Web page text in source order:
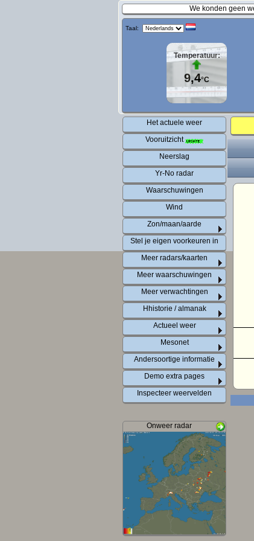
We konden geen
Taal:
Temperatuur:
9,4°C
Het actuele weer
Vooruitzicht
Neerslag
Yr-No radar
Waarschuwingen
Wind
Zon/maan/aarde
Stel je eigen voorkeuren in
Meer radars/kaarten
Meer waarschuwingen
Meer verwachtingen
Hhistorie / almanak
Actueel weer
Mesonet
Andersoortige informatie
Demo extra pages
Inspecteer weervelden
Onweer radar